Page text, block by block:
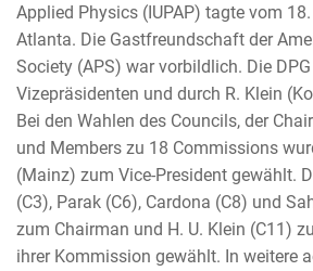
Applied Physics (IUPAP) tagte vom
Atlanta. Die Gastfreundschaft der
Society (APS) war vorbildlich. Die
Vizepräsidenten und durch R. Klein
Bei den Wahlen des Councils, der
und Members zu 18 Commissions
(Mainz) zum Vice-President gewählt.
(C3), Parak (C6), Cardona (C8) und
zum Chairman und H. U. Klein (C11)
ihrer Kommission gewählt. In weitere